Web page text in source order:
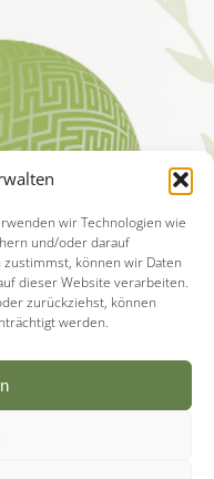
wir Technologien wie
und/oder darauf
können wir Daten
dieser Website verarbeiten.
zurückziehst, können
werden.
für Psychotherapie